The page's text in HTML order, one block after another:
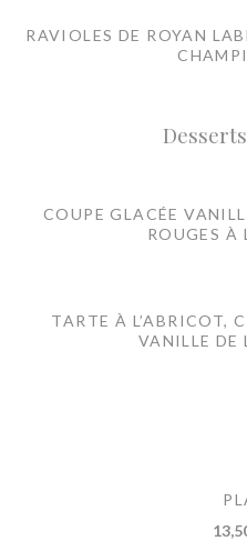
RAVIOLES DE ROYAN
COUPE GLACÉE
ROUGES À
TARTE À L’ABRICOT,
VANILLE DE